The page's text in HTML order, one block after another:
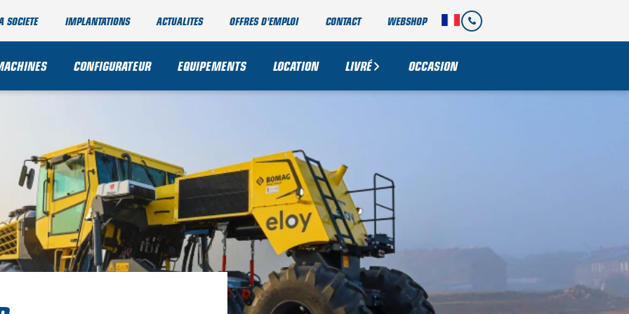
SOCIETE IMPLANTATIONS ACTUALITES OFFRES D'EMPLOI CONTACT WEBSHOP
CONFIGURATEUR EQUIPEMENTS LOCATION LIVRÉ OCCASION